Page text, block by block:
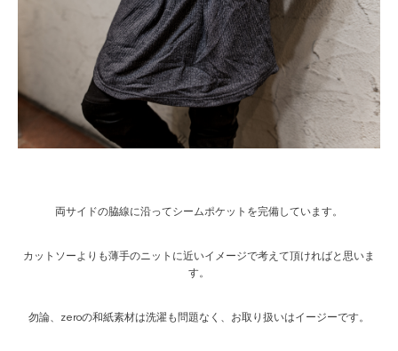
両サイドの脇線に沿ってシームポケットを完備しています。
カットソーよりも薄手のニットに近いイメージで考えて頂ければと思いま
す。
勿論、zeroの和紙素材は洗濯も問題なく、お取り扱いはイージーです。